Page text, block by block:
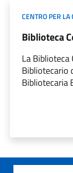
CENTRO PER LA
Biblioteca
La Biblioteca
Bibliotecario
Bibliotecaria